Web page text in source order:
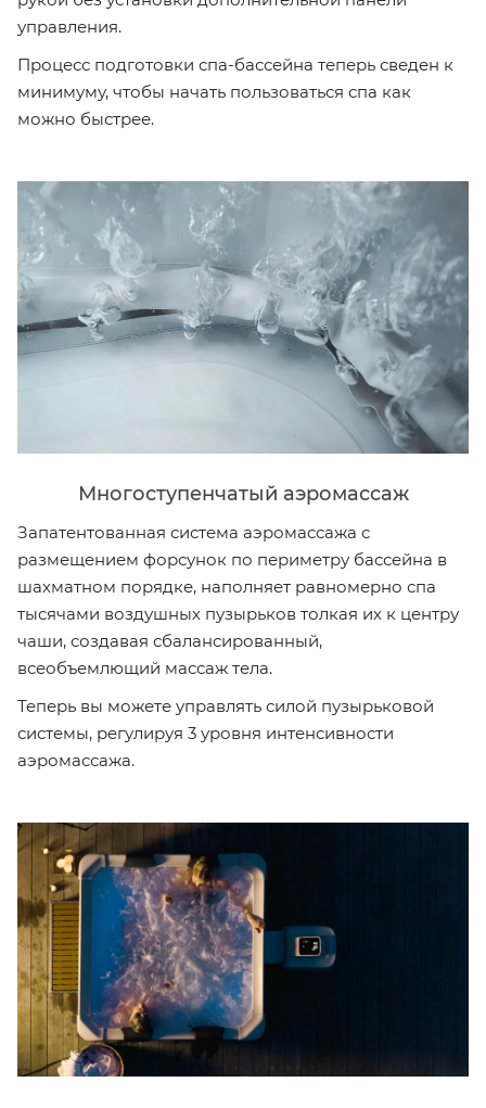
управления.
Процесс подготовки спа-бассейна теперь сведен к
минимуму, чтобы начать пользоваться спа как
можно быстрее.
Многоступенчатый аэромассаж
Запатентованная система аэромассажа с
размещением форсунок по периметру бассейна в
шахматном порядке, наполняет равномерно спа
тысячами воздушных пузырьков толкая их к центру
чаши, создавая сбалансированный,
всеобъемлющий массаж тела.
Теперь вы можете управлять силой пузырьковой
системы, регулируя 3 уровня интенсивности
аэромассажа.